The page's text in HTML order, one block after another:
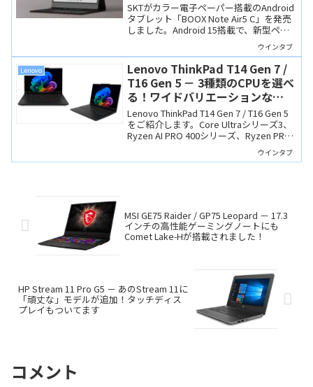
SKTがカラー電子ペーパー搭載のAndroid
タブレット「BOOX Note Air5 C」を発売
しました。Android 15搭載で、新型ペン
「BOOX Pen3」により、紙のような書き
心地を実現。創作やノート、電子書籍な
ど幅広い用途に対応します。
ウインタブ
Lenovo
Lenovo ThinkPad T14 Gen 7 /
T16 Gen 5 － 3種類のCPUを選べ
る！ワイドバリエーションな
ThinkPad 2026年モデル
Lenovo ThinkPad T14 Gen 7 / T16 Gen 5
をご紹介します。Core Ultraシリーズ3、
Ryzen AI PRO 400シリーズ、Ryzen PRO
200シリーズと3種類のCPUを選択でき
る、ワイドバリエーションのThinkPad上
ウインタブ
MSI GE75 Raider / GP75 Leopard － 17.3
インチの高性能ゲーミングノートにも
Comet Lake-Hが搭載されました！
HP Stream 11 Pro G5 － あのStream 11に
「頑丈な」モデルが追加！タッチディス
プレイもついてます
コメント